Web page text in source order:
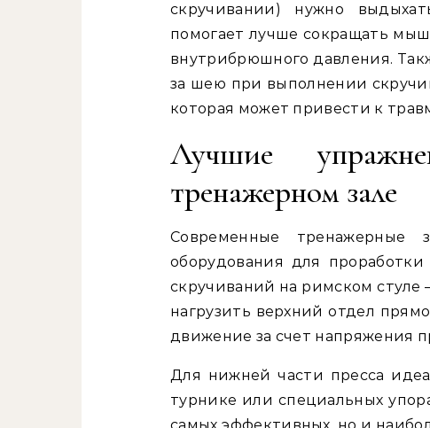
скручивании) нужно
помогает лучше сокращать
внутрибрюшного давления.
за шею при выполнении
которая может привести к
Лучшие
тренажерном зале
Современные тренажерные
оборудования для
скручиваний на римском
нагрузить верхний отдел
движение за счет напряжения
Для нижней части пресса
турнике или специальных